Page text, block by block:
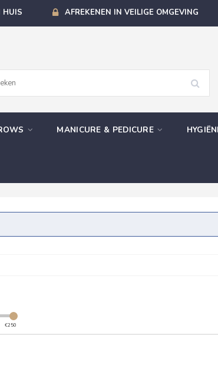
HUIS AFREKENEN IN VEILIGE OMGEVING
MANICURE & PEDICURE
€250